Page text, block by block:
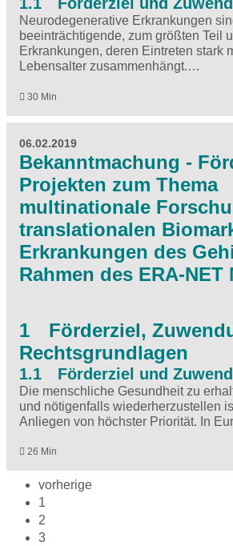
Neurodegenerative Erkrankungen
beeinträchtigende, zum größten Teil
Erkrankungen, deren Eintreten stark
Lebensalter zusammenhängt.…
30 Min
06.02.2019
Bekanntmachung -
Projekten zum Thema
multinationale
translationalen
Erkrankungen des
Rahmen des ERA-NET
1 Förderziel,
Rechtsgrundlagen
1.1 Förderziel und
Die menschliche Gesundheit zu
und nötigenfalls wiederherzustellen
Anliegen von höchster Priorität. In
26 Min
vorherige
1
2
3